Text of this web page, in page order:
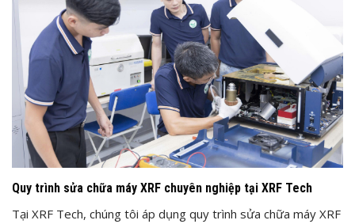
Quy trình sửa chữa máy XRF chuyên nghiệp tại XRF Tech
Tại XRF Tech, chúng tôi áp dụng quy trình sửa chữa máy XRF